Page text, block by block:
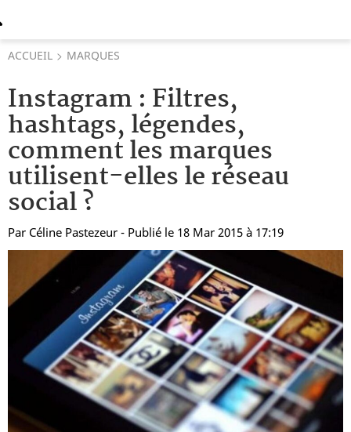
ACCUEIL MARQUES
Instagram : Filtres,
hashtags, légendes,
comment les marques
utilisent-elles le réseau
social ?
Par Céline Pastezeur - Publié le 18 Mar 2015 à 17:19